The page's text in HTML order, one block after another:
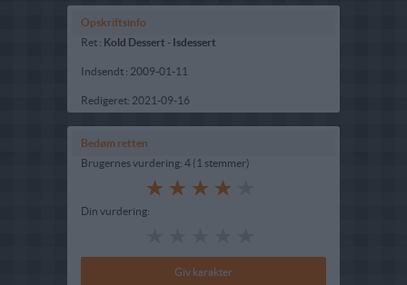
Opskriftsinfo
Ret : Kold Dessert - Isdessert
Indsendt : 2009-01-11
Redigeret: 2021-09-16
Bedøm retten
Brugernes vurdering: 4 (1 stemmer)
Din vurdering: